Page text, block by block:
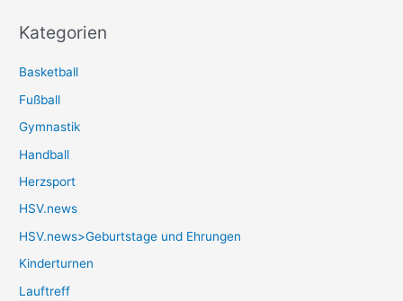
Kategorien
Basketball
Fußball
Gymnastik
Handball
Herzsport
HSV.news
HSV.news>Geburtstage und Ehrungen
Kinderturnen
Lauftreff